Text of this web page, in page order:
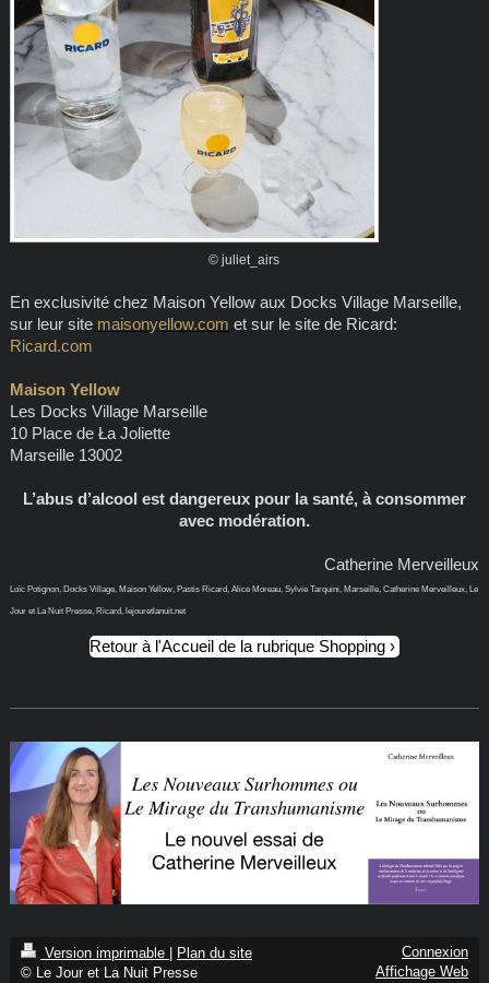
© juliet_airs
En exclusivité chez Maison Yellow aux Docks Village Marseille,
sur leur site maisonyellow.com et sur le site de Ricard:
Ricard.com
Maison Yellow
Les Docks Village Marseille
10 Place de Ła Joliette
Marseille 13002
L’abus d’alcool est dangereux pour la santé, à consommer
avec modération.
Catherine Merveilleux
Loïc Potignon, Docks Village, Maison Yellow, Pastis Ricard, Alice Moreau, Sylvie Tarquini, Marseille, Catherine Merveilleux, Le
Jour et La Nuit Presse, Ricard, lejouretlanuit.net
Retour à l'Accueil de la rubrique Shopping
Version imprimable
Plan du site
© Le Jour et La Nuit Presse
Connexion
Affichage Web